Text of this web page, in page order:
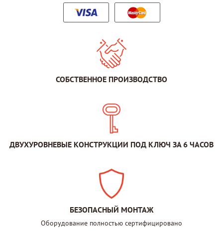
СОБСТВЕННОЕ ПРОИЗВОДСТВО
ДВУХУРОВНЕВЫЕ КОНСТРУКЦИИ ПОД КЛЮЧ ЗА 6 ЧАСОВ
БЕЗОПАСНЫЙ МОНТАЖ
Оборудование полностью сертифицировано